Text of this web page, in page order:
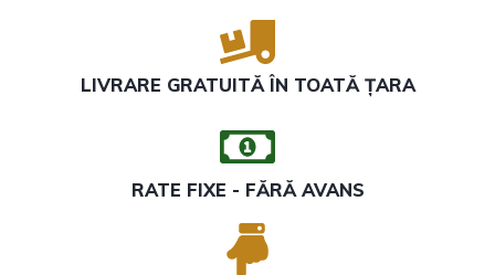
LIVRARE GRATUITĂ ÎN TOATĂ ȚARA
RATE FIXE - FĂRĂ AVANS